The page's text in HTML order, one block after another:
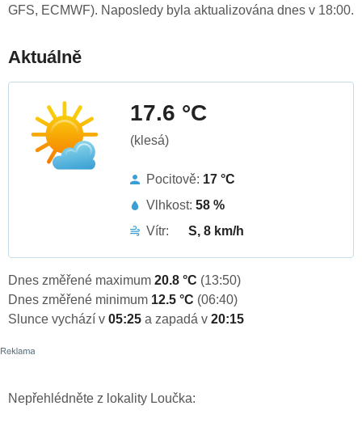
GFS, ECMWF). Naposledy byla aktualizována dnes v 18:00.
Aktuálně
17.6 °C
(klesá)
Pocitově: 17 °C
Vlhkost: 58 %
Vítr:
S, 8 km/h
Dnes změřené maximum 20.8 °C (13:50)
Dnes změřené minimum 12.5 °C (06:40)
Slunce vychází v 05:25 a zapadá v 20:15
Nepřehlédněte z lokality Loučka: